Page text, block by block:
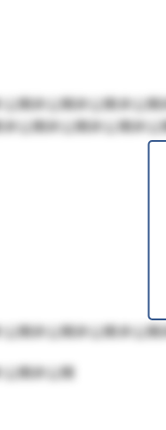
開非公開非公開非公
公開非公開非公開非
開非公開非公開非公
開非公開